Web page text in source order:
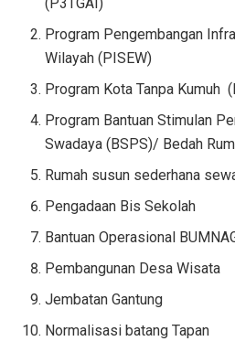
(P3TGAI)
Program Pengembangan
Wilayah (PISEW)
Program Kota Tanpa Kumuh
Program Bantuan Stimulan
Swadaya (BSPS)/ Bedah
Rumah susun sederhana
Pengadaan Bis Sekolah
Bantuan Operasional
Pembangunan Desa Wisata
Jembatan Gantung
Normalisasi batang Tapan